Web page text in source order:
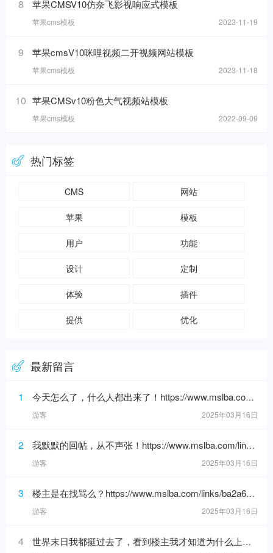
8 苹果CMSV10仿奈飞影视响应式模板
苹果cms模板 2023-11-19
9 苹果cmsV10咪哩视频二开视频网站模板
苹果cms模板 2023-11-18
10 苹果CMSv10粉色大气视频站模板
苹果cms模板 2022-09-09
热门标签
CMS 网站
苹果 模板
用户 功能
设计 定制
体验 插件
提供 优化
最新留言
1 今天怎么了，什么人都出来了！https://www.mslba.com/links/3af3c1666332ddf50565.html
游客 2025年03月16日
2 我默默的回帖，从不声张！https://www.mslba.com/links/de626f18ad3546c7b228.html
游客 2025年03月16日
3 楼主是在找骂么？https://www.mslba.com/links/ba2a6192088e25bf881b.html
游客 2025年03月16日
4 世界末日我都挺过去了，看到楼主我才知道为什么上帝留我到现在！https://www.mslba.com/links/eec9a0c20149ccd68621.h